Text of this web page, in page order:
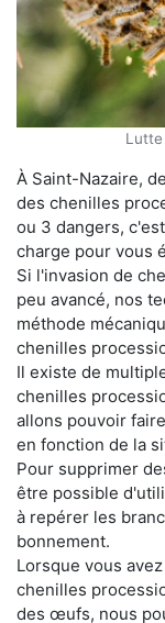
À Saint-Nazaire,
des chenilles
ou 3 dangers,
charge pour vous
Si l'invasion de
peu avancé, nos
méthode
chenilles
Il existe de
chenilles
allons pouvoir
en fonction de la
Pour supprimer
être possible
à repérer les
bonnement.
Lorsque vous
chenilles
des œufs, nous